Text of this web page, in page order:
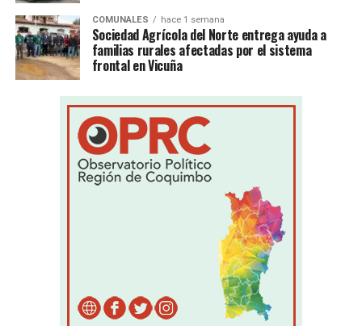
COMUNALES hace 1 semana
Sociedad Agrícola del Norte entrega ayuda a
familias rurales afectadas por el sistema
frontal en Vicuña